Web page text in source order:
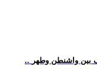
بين واشنطن وطهر